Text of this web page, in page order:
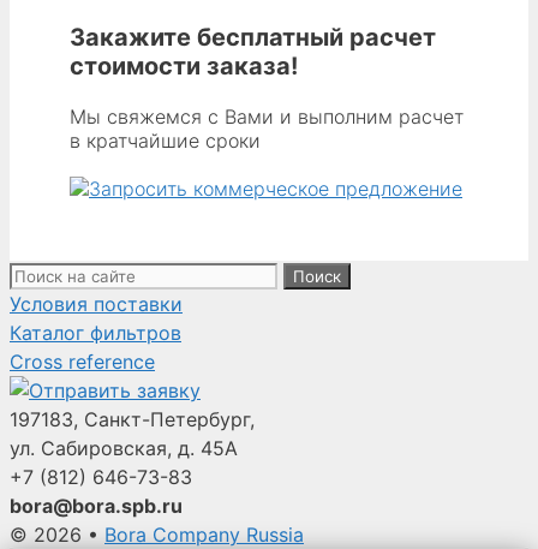
Закажите бесплатный расчет
стоимости заказа!
Мы свяжемся с Вами и выполним расчет
в кратчайшие сроки
Поиск:
Условия поставки
Каталог фильтров
Cross reference
197183, Санкт-Петербург,
ул. Сабировская, д. 45А
+7 (812) 646-73-83
bora@bora.spb.ru
© 2026 • Bora Company Russia